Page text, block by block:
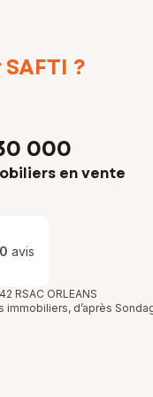
?
000
en vente
avis
RSAC ORLEANS
d’après